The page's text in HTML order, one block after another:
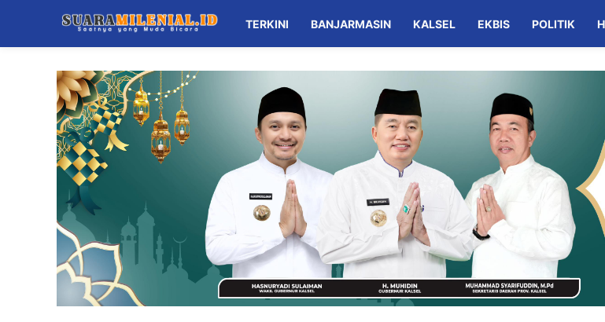
TERKINI BANJARMASIN KALSEL EKBIS POLITIK